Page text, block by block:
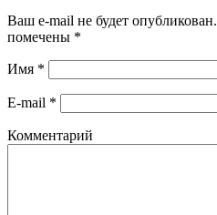
Ваш e-mail не будет опубликован.
помечены *
Имя *
E-mail *
Комментарий